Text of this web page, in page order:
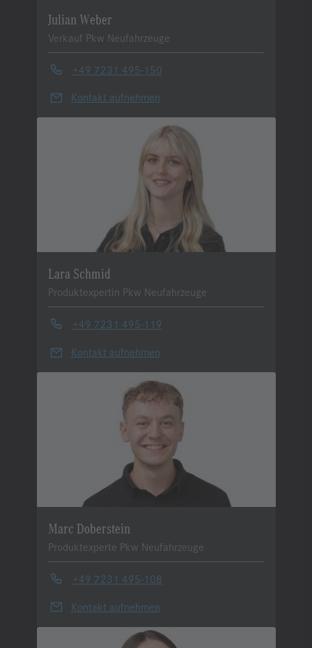
Julian Weber
Verkauf Pkw Neufahrzeuge
+49 7231 495-150
Kontakt aufnehmen
Lara Schmid
Produktexpertin Pkw Neufahrzeuge
+49 7231 495-119
Kontakt aufnehmen
Marc Doberstein
Produktexperte Pkw Neufahrzeuge
+49 7231 495-108
Kontakt aufnehmen